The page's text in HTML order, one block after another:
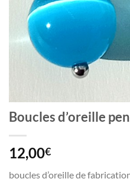
Boucles d’oreille
12,00€
boucles d’oreille de